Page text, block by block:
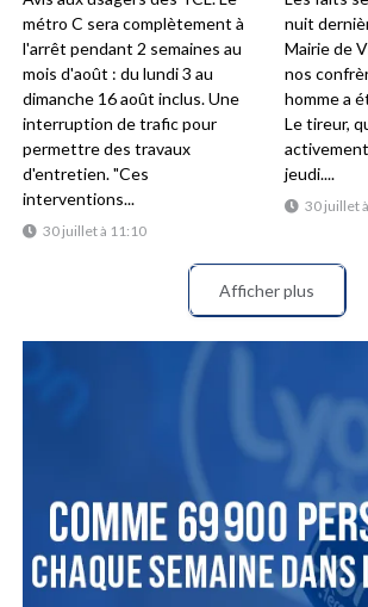
30 juillet à 11:10
métro C sera complètement à
l'arrêt pendant 2 semaines au
mois d'août : du lundi 3 au
dimanche 16 août inclus. Une
interruption de trafic pour
permettre des travaux
d'entretien. "Ces
interventions...
30 juillet
nuit
Mairie de
nos
homme a
Le tireur,
jeudi....
Afficher plus